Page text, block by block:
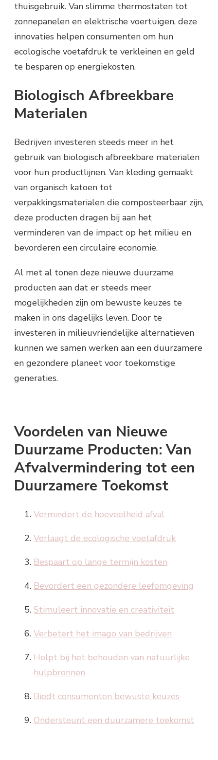
thuisgebruik. Van slimme thermostaten tot
zonnepanelen en elektrische voertuigen, deze
innovaties helpen consumenten om hun
ecologische voetafdruk te verkleinen en geld
te besparen op energiekosten.
Biologisch Afbreekbare
Materialen
Bedrijven investeren steeds meer in het
gebruik van biologisch afbreekbare materialen
voor hun productlijnen. Van kleding gemaakt
van organisch katoen tot
verpakkingsmaterialen die composteerbaar zijn,
deze producten dragen bij aan het
verminderen van de impact op het milieu en
bevorderen een circulaire economie.
Al met al tonen deze nieuwe duurzame
producten aan dat er steeds meer
mogelijkheden zijn om bewuste keuzes te
maken in ons dagelijks leven. Door te
investeren in milieuvriendelijke alternatieven
kunnen we samen werken aan een duurzamere
en gezondere planeet voor toekomstige
generaties.
Voordelen van Nieuwe
Duurzame Producten: Van
Afvalvermindering tot een
Duurzamere Toekomst
Vermindert de hoeveelheid afval
Verlaagt de ecologische voetafdruk
Bespaart op lange termijn kosten
Bevordert een gezondere leefomgeving
Stimuleert innovatie en creativiteit
Verbetert het imago van bedrijven
Helpt bij het behouden van natuurlijke
hulpbronnen
Biedt consumenten bewuste keuzes
Ondersteunt een duurzamere toekomst